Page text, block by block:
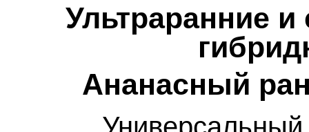
Ультраранние и
Ананасный